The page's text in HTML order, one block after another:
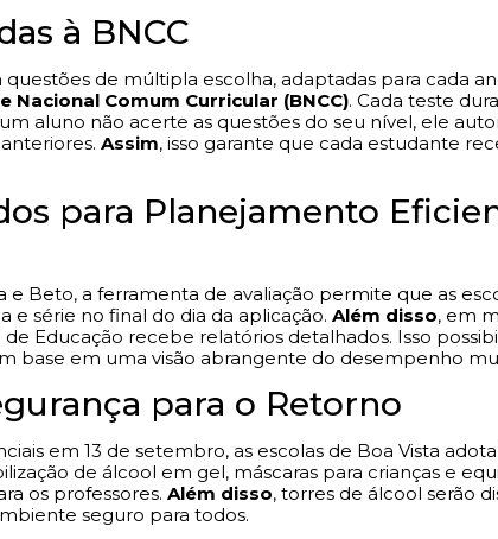
à BNCC
de múltipla escolha, adaptadas para cada
Nacional Comum Curricular (BNCC). Cada teste
um aluno não acerte as questões do seu nível, ele
Assim, isso garante que cada estudante
para Planejamento
e Beto, a ferramenta de avaliação permite que as
e série no final do dia da aplicação. Além disso, em
Educação recebe relatórios detalhados. Isso
base em uma visão abrangente do desempenho
para o Retorno
em 13 de setembro, as escolas de Boa Vista
de álcool em gel, máscaras para crianças e
os professores. Além disso, torres de álcool serão
seguro para todos.